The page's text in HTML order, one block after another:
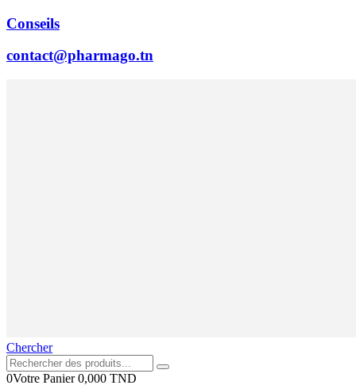
Conseils
contact@pharmago.tn
Chercher
0Votre Panier0,000 TND